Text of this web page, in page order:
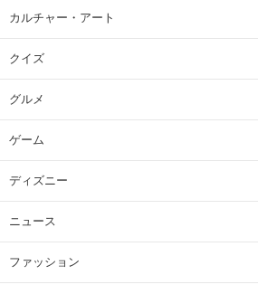
カルチャー・アート
クイズ
グルメ
ゲーム
ディズニー
ニュース
ファッション